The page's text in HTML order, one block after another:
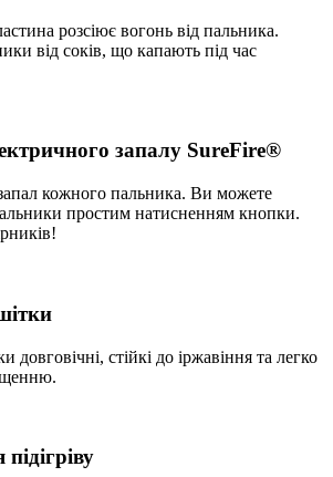
розсіює вогонь від пальника.
від соків, що капають під час
запалу SureFire®
кожного пальника. Ви можете
простим натисненням кнопки.
довговічні, стійкі до іржавіння та легко